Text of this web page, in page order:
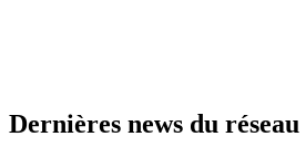
Dernières news du réseau